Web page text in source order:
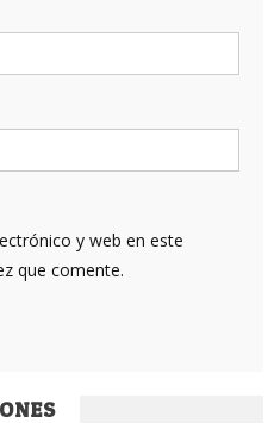
y web en este
que comente.